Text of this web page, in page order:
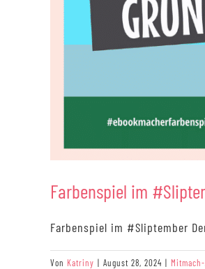
Farbenspiel im
Farbenspiel im #Sliptember
Von Katriny | August 28, 2024 |